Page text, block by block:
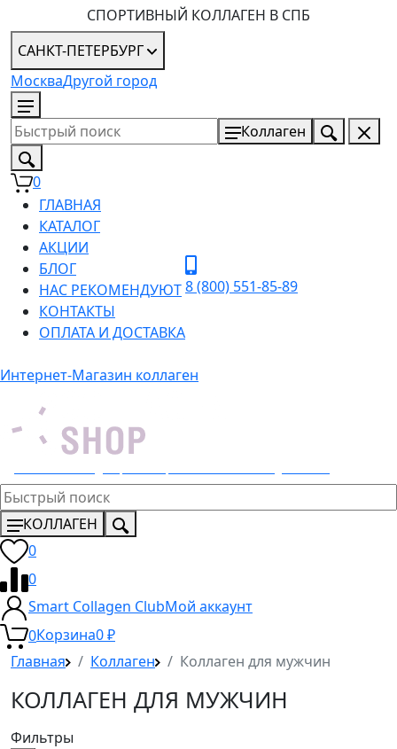
СПОРТИВНЫЙ КОЛЛАГЕН В СПБ
САНКТ-ПЕТЕРБУРГ
МоскваДругой город
Коллаген
0
ГЛАВНАЯ
КАТАЛОГ
АКЦИИ
БЛОГ
НАС РЕКОМЕНДУЮТ
КОНТАКТЫ
ОПЛАТА И ДОСТАВКА
8 (800) 551-85-89
Интернет-Магазин коллаген
КОЛЛАГЕН
0
0
Smart Collagen ClubМой аккаунт
0Корзина0₽
Главная
Коллаген Коллаген для мужчин
КОЛЛАГЕН ДЛЯ МУЖЧИН
Фильтры